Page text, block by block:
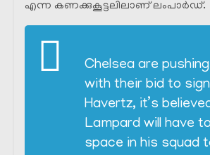
എന്ന കണക്കുകൂട്ടലിലാണ് ലംപാർഡ്.
Chelsea are
with their bid to
Havertz, it’s
Lampard will have
space in his squad